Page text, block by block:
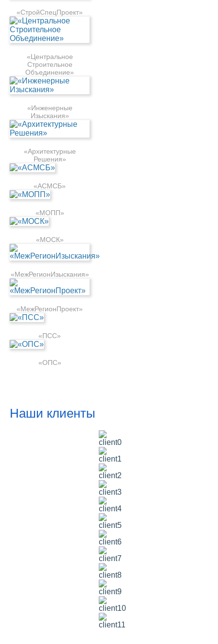
«СтройСпецПроект»
«Центральное
Строительное
Объединение»
«Инженерные
Изыскания»
«Архитектурные
Решения»
«АСМСБ»
«МОПП»
«МОСК»
«МежРегионИзыскания»
«МежРегионПроект»
«ПСС»
«ОПС»
Наши клиенты